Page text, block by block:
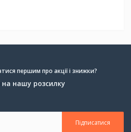
першим про акції і знижки?
на нашу розсилку
Підписатися